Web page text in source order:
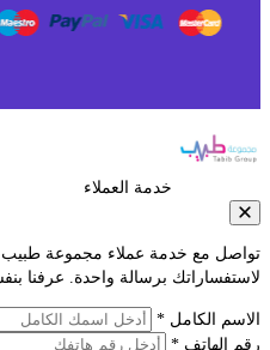
خدمة العملاء
مع خدمة عملاء مجموعة طبيب
برسالة واحدة. عرفنا بنفسك
الكامل *
الهاتف *